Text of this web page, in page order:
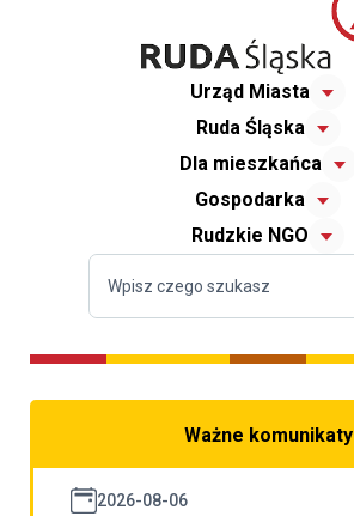
Urząd Miasta
Ruda Śląska
Dla mieszkańca
Gospodarka
Rudzkie NGO
Ważne komunikaty
2026-08-06